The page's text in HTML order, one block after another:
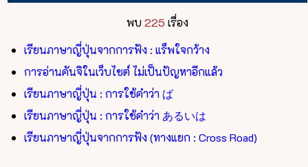
พบ225 เรื่อง
เรียนภาษาญี่ปุ่นจากการฟัง : แร็พใจกว้าง
การอ่านคันจิในเว็บไซต์ ไม่เป็นปัญหาอีกแล้ว
เรียนภาษาญี่ปุ่น : การใช้คำว่า ば
เรียนภาษาญี่ปุ่น : การใช้คำว่า あるいは
เรียนภาษาญี่ปุ่นจากการฟัง (ทางแยก : Cross Road)